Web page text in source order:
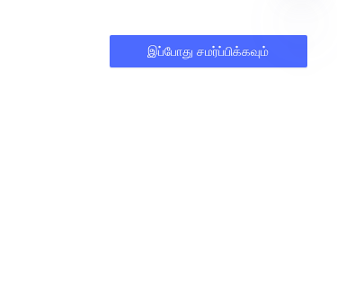
இப்போது சமர்ப்பிக்கவும்